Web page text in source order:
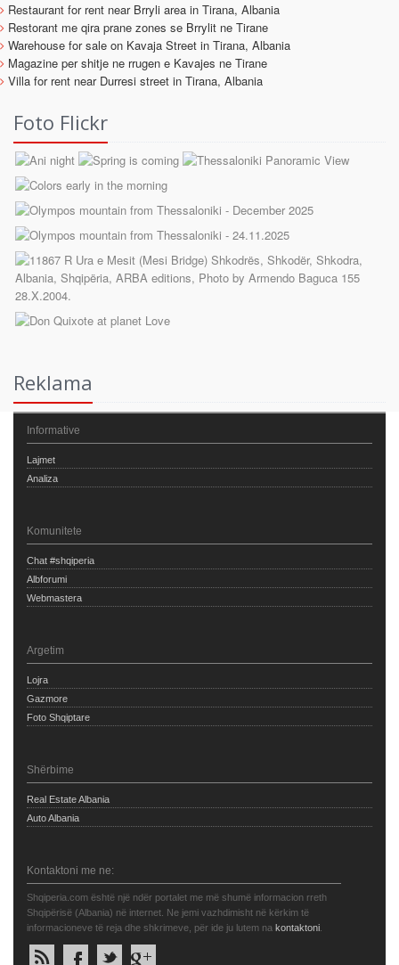
Restaurant for rent near Brryli area in Tirana, Albania
Restorant me qira prane zones se Brrylit ne Tirane
Warehouse for sale on Kavaja Street in Tirana, Albania
Magazine per shitje ne rrugen e Kavajes ne Tirane
Villa for rent near Durresi street in Tirana, Albania
Foto Flickr
Reklama
Informative
Lajmet
Analiza
Komunitete
Chat #shqiperia
Albforumi
Webmastera
Argetim
Lojra
Gazmore
Foto Shqiptare
Shërbime
Real Estate Albania
Auto Albania
Kontaktoni me ne:
Shqiperia.com është një ndër portalet me më shumë informacion rreth
Shqipërisë (Albania) në internet. Ne jemi vazhdimisht në kërkim të
informacioneve të reja dhe shkrimeve, për ide ju lutem na kontaktoni.